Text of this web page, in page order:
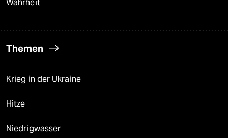
Wahrheit
Themen
Krieg in der Ukraine
Hitze
Niedrigwasser